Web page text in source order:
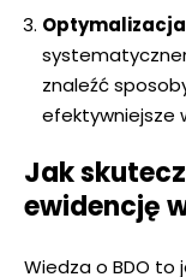
znaleźć
efektywniejsze
Jak
ewidencję
Wiedza o BDO to